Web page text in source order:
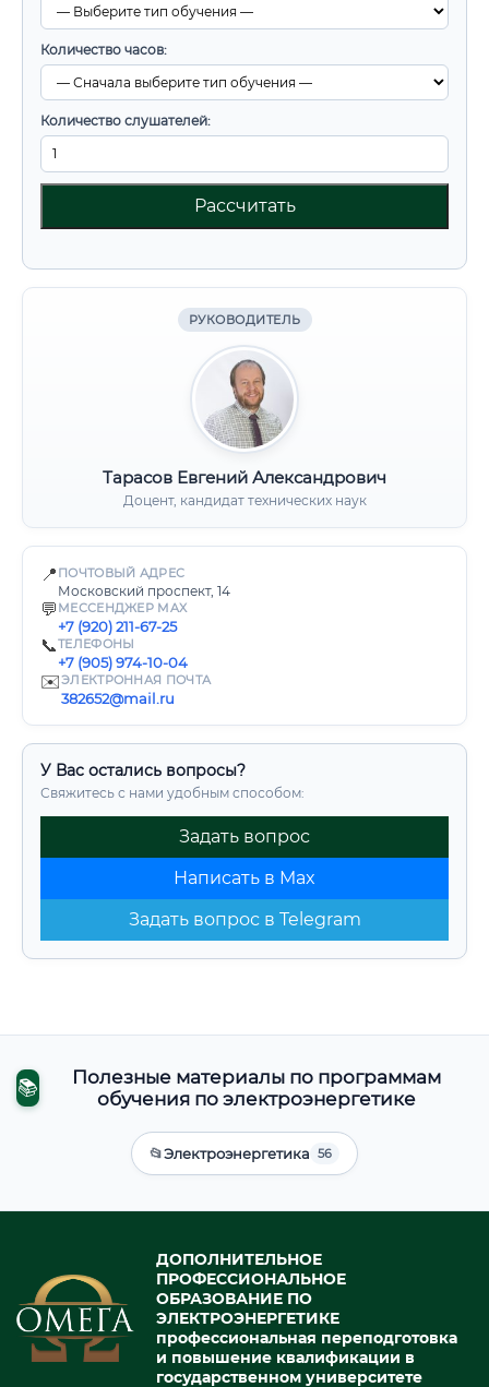
Количество часов:
Количество слушателей:
Рассчитать
РУКОВОДИТЕЛЬ
Тарасов Евгений Александрович
Доцент, кандидат технических наук
📍 ПОЧТОВЫЙ АДРЕС
Московский проспект, 14
💬 МЕССЕНДЖЕР MAX
+7 (920) 211-67-25
📞ТЕЛЕФОНЫ
+7 (905) 974-10-04
✉️ЭЛЕКТРОННАЯ ПОЧТА
382652@mail.ru
У Вас остались вопросы?
Свяжитесь с нами удобным способом:
Задать вопрос
Написать в Max
Задать вопрос в Telegram
📚
Полезные материалы по программам
обучения по электроэнергетике
📂Электроэнергетика 56
ДОПОЛНИТЕЛЬНОЕ
ПРОФЕССИОНАЛЬНОЕ
ОБРАЗОВАНИЕ ПО
ЭЛЕКТРОЭНЕРГЕТИКЕ
профессиональная переподготовка
и повышение квалификации в
государственном университете